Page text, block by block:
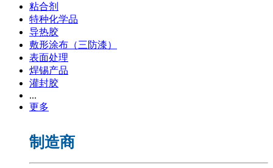
粘合剂
特种化学品
导热胶
敷形涂布（三防漆）
表面处理
焊锡产品
灌封胶
...
更多
制造商